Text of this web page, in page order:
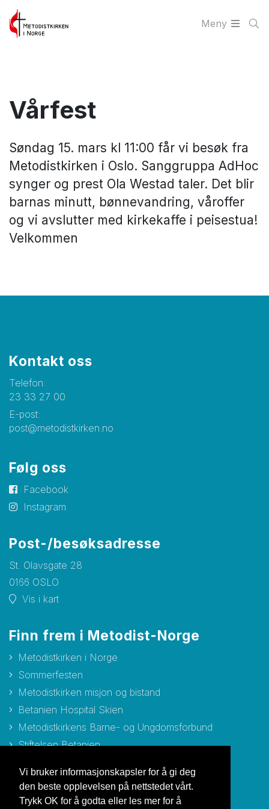
Vi bruker informasjonskapsler for å gi deg
den beste opplevelsen på nettstedet vårt.
Trykk OK for å godta eller les mer for å
Meny
Vårfest
Søndag 15. mars kl 11:00 får vi besøk fra
Metodistkirken i Oslo. Sanggruppa AdHoc
synger og prest Ola Westad taler. Det blir
barnas minutt, bønnevandring, våroffer
og vi avslutter med kirkekaffe i peisestua!
Velkommen
Kontakt oss
Telefon:
23 33 27 00
E-post:
post@metodistkirken.no
Følg oss
Facebook
Instagram
Post-/besøksadresse
St. Olavsgate 28
0166 OSLO
Vis i kart
Finn frem i Metodist-Norge
Metodistkirken i Norge
Sommerfesten
Metodistkirken misjon og bistand
Betanien Hospital Skien
Metodistkirkens Barne- og Ungdomsforbund
Stiftelsen Betanien